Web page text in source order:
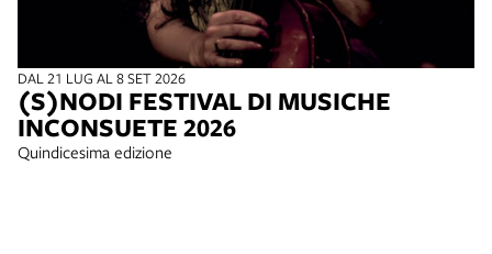
DAL 21 LUG AL 8 SET 2026
(S)NODI FESTIVAL DI MUSICHE
INCONSUETE 2026
Quindicesima edizione